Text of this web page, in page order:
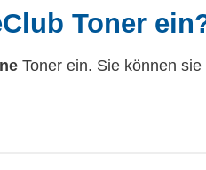
Toner
Toner ein. Sie können